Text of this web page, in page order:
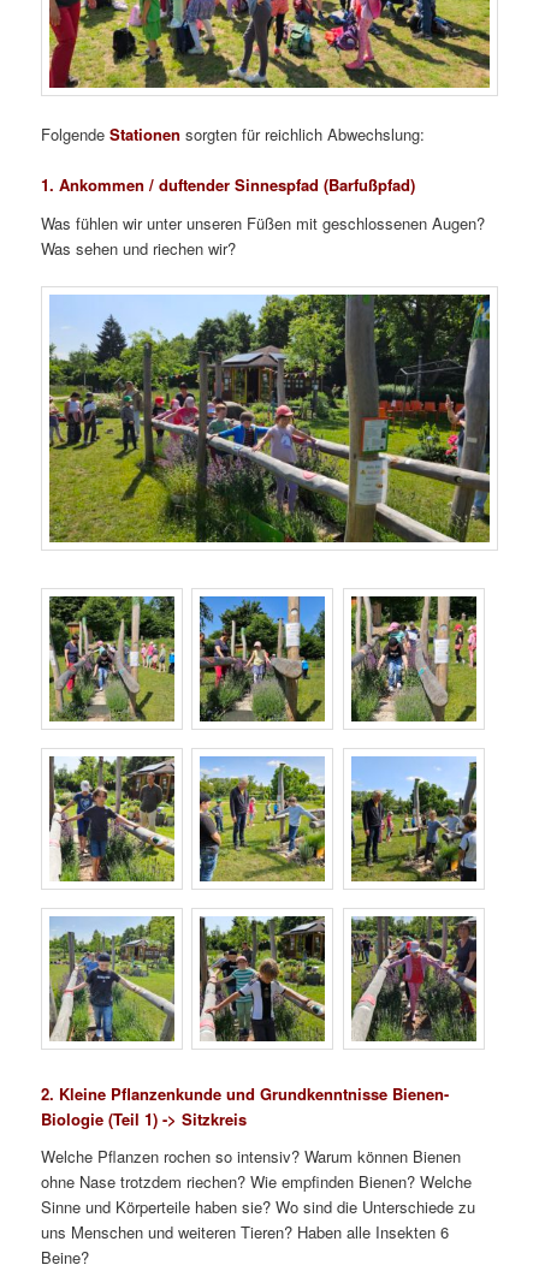
FolgendeStationensorgten für reichlich Abwechslung:
1. Ankommen / duftender Sinnespfad (Barfußpfad)
Was fühlen wir unter unseren Füßen mit geschlossenen Augen?
Was sehen und riechen wir?
2. Kleine Pflanzenkunde und Grundkenntnisse Bienen-
Biologie (Teil 1) -> Sitzkreis
Welche Pflanzen rochen so intensiv? Warum können Bienen
ohne Nase trotzdem riechen? Wie empfinden Bienen? Welche
Sinne und Körperteile haben sie? Wo sind die Unterschiede zu
uns Menschen und weiteren Tieren? Haben alle Insekten 6
Beine?